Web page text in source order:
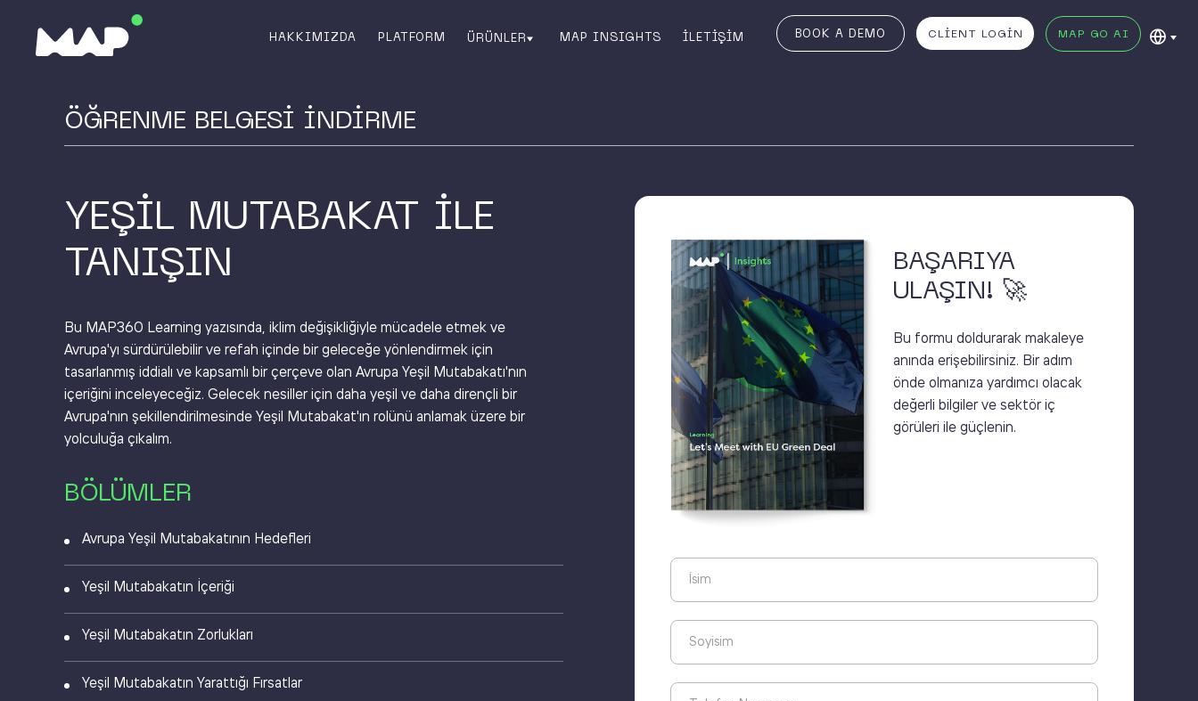
HAKKIMIZDA PLATFORM ÜRÜNLER MAP INSIGHTS İLETİŞİM BOOK A DEMO CLIENT LOGIN MAP GO AI
ÖĞRENME BELGESİ İNDİRME
YEŞİL MUTABAKAT İLE
TANIŞIN
Bu MAP360 Learning yazısında, iklim değişikliğiyle mücadele etmek ve
Avrupa'yı sürdürülebilir ve refah içinde bir geleceğe yönlendirmek için
tasarlanmış iddialı ve kapsamlı bir çerçeve olan Avrupa Yeşil Mutabakatı'nın
içeriğini inceleyeceğiz. Gelecek nesiller için daha yeşil ve daha dirençli bir
Avrupa'nın şekillendirilmesinde Yeşil Mutabakat'ın rolünü anlamak üzere bir
yolculuğa çıkalım.
BÖLÜMLER
Avrupa Yeşil Mutabakatının Hedefleri
Yeşil Mutabakatın İçeriği
Yeşil Mutabakatın Zorlukları
Yeşil Mutabakatın Yarattığı Fırsatlar
BAŞARIYA
ULAŞIN! 🚀
Bu formu doldurarak makaleye
anında erişebilirsiniz. Bir adım
önde olmanıza yardımcı olacak
değerli bilgiler ve sektör iç
görüleri ile güçlenin.